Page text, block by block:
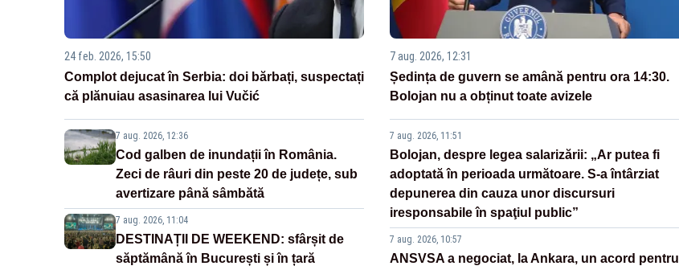
24 feb. 2026, 15:50
Complot dejucat în Serbia: doi bărbați, suspectați
că plănuiau asasinarea lui Vučić
7 aug. 2026, 12:36
Cod galben de inundații în România.
Zeci de râuri din peste 20 de județe, sub
avertizare până sâmbătă
7 aug. 2026, 11:04
DESTINAȚII DE WEEKEND: sfârșit de
săptămână în București și în țară
7 aug. 2026, 12:31
Ședința de guvern se amână pentru ora 14:30.
Bolojan nu a obținut toate avizele
7 aug. 2026, 11:51
Bolojan, despre legea salarizării: „Ar putea fi
adoptată în perioada următoare. S-a întârziat
depunerea din cauza unor discursuri
iresponsabile în spaţiul public”
7 aug. 2026, 10:57
ANSVSA a negociat, la Ankara, un acord pentru